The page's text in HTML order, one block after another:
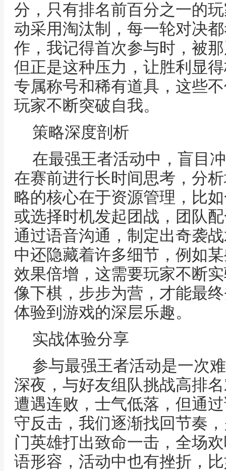
分，只有排名前百分之一的
动采用淘汰制，每一轮对决
作，我记得首次参与时，被
但正是这种压力，让胜利显
专属称号和稀有道具，这些
玩家不断突破自我。
策略深度剖析
在最强王者活动中，盲目
在赛前进行长时间思考，分
略的核心在于资源管理，比
或选择时机发起团战，团队
通过语音沟通，制定出奇袭
中还隐藏着许多细节，例如
效果倍增，这需要玩家不断
像下棋，步步为营，才能最
体验到游戏的深层乐趣。
实战体验分享
参与最强王者活动是一次
深夜，与好友组队挑战高排
遭遇连败，士气低落，但通
守反击，我们逐渐找回节奏
门英雄打出致命一击，全场
语形容，活动中也有挫折，